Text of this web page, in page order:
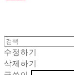
수정하기
삭제하기